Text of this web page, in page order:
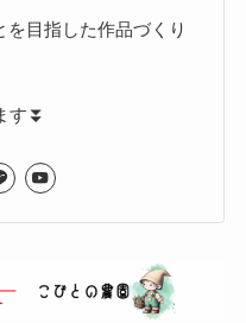
目指した作品づくり
す⏬️